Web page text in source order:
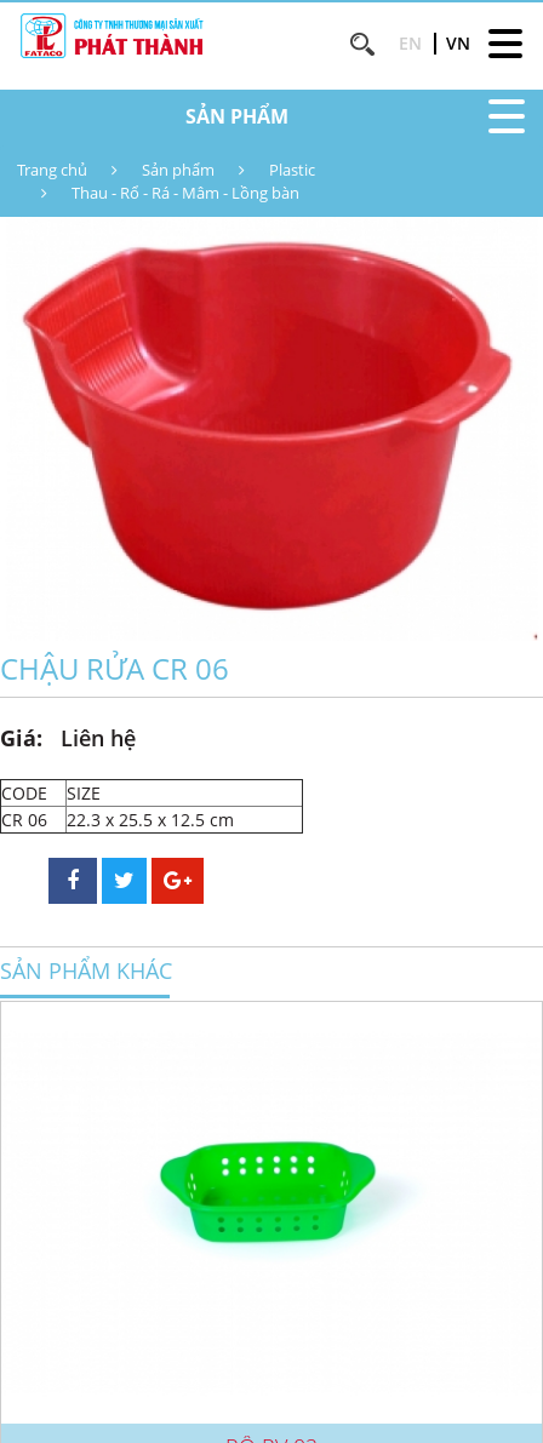
EN VN
SẢN PHẨM
Trang chủ Sản phẩm
Plastic
Thau - Rổ - Rá - Mâm - Lồng bàn
CHẬU RỬA CR 06
Giá: Liên hệ
CODE
SIZE
CR 06
22.3 x 25.5 x 12.5 cm
SẢN PHẨM KHÁC